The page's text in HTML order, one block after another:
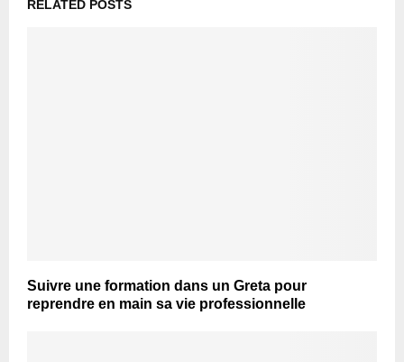
RELATED POSTS
Suivre une formation dans un Greta pour
reprendre en main sa vie professionnelle